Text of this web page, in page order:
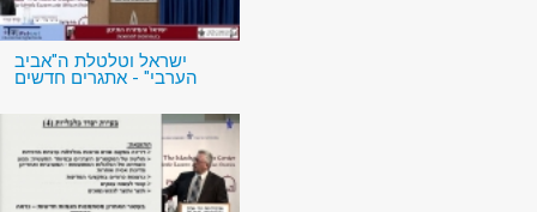
ישראל וטלטלת ה"אביב
הערבי" - אתגרים חדשים